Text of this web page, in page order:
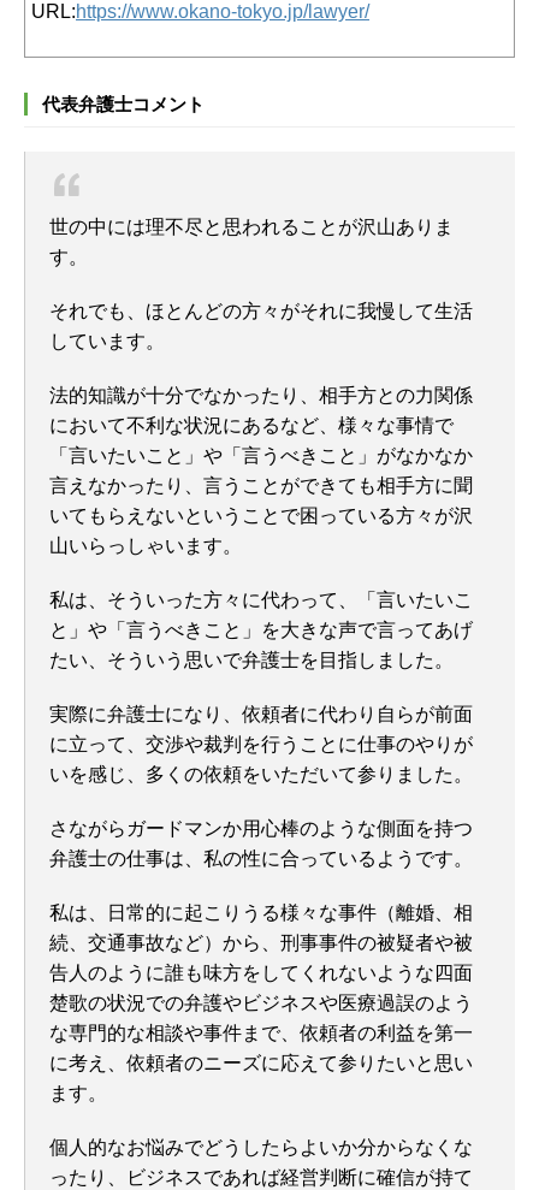
URL:https://www.okano-tokyo.jp/lawyer/
代表弁護士コメント
世の中には理不尽と思われることが沢山ありま
す。
それでも、ほとんどの方々がそれに我慢して生活
しています。
法的知識が十分でなかったり、相手方との力関係
において不利な状況にあるなど、様々な事情で
「言いたいこと」や「言うべきこと」がなかなか
言えなかったり、言うことができても相手方に聞
いてもらえないということで困っている方々が沢
山いらっしゃいます。
私は、そういった方々に代わって、「言いたいこ
と」や「言うべきこと」を大きな声で言ってあげ
たい、そういう思いで弁護士を目指しました。
実際に弁護士になり、依頼者に代わり自らが前面
に立って、交渉や裁判を行うことに仕事のやりが
いを感じ、多くの依頼をいただいて参りました。
さながらガードマンか用心棒のような側面を持つ
弁護士の仕事は、私の性に合っているようです。
私は、日常的に起こりうる様々な事件（離婚、相
続、交通事故など）から、刑事事件の被疑者や被
告人のように誰も味方をしてくれないような四面
楚歌の状況での弁護やビジネスや医療過誤のよう
な専門的な相談や事件まで、依頼者の利益を第一
に考え、依頼者のニーズに応えて参りたいと思い
ます。
個人的なお悩みでどうしたらよいか分からなくな
ったり、ビジネスであれば経営判断に確信が持て